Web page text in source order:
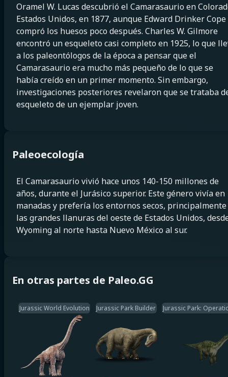
Oramel W. Lucas descubrió el Camarasaurio en
Estados Unidos, en 1877, aunque Edward Drinker Cope
compró los huesos poco después. Charles W. Gilmore
encontró un esqueleto casi completo en 1925, lo que
a los paleontólogos de la época a pensar que el
Camarasaurio era mucho más pequeño de lo que se
había creído en un primer momento. Sin embargo,
investigaciones posteriores revelaron que se trataba
esqueleto de un ejemplar joven.
Paleoecología
El Camarasaurio vivió hace unos 140-150 millones de
años, durante el Jurásico superior. Este género vivía en
manadas y prefería los entornos secos, principalmente
las grandes llanuras del oeste de Estados Unidos,
Wyoming al norte hasta Nuevo México al sur.
En otras partes de Paleo.GG
Jurassic World Evolution Jurassic Park Builder Jurassic Park: